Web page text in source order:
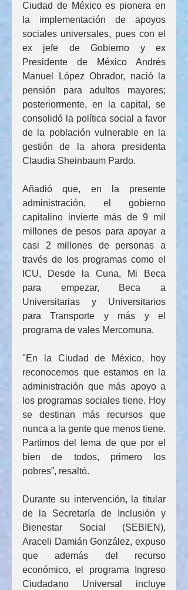
Ciudad de México es pionera en
la implementación de apoyos
sociales universales, pues con el
ex jefe de Gobierno y ex
Presidente de México Andrés
Manuel López Obrador, nació la
pensión para adultos mayores;
posteriormente, en la capital, se
consolidó la política social a favor
de la población vulnerable en la
gestión de la ahora presidenta
Claudia Sheinbaum Pardo.
Añadió que, en la presente
administración, el gobierno
capitalino invierte más de 9 mil
millones de pesos para apoyar a
casi 2 millones de personas a
través de los programas como el
ICU, Desde la Cuna, Mi Beca
para empezar, Beca a
Universitarias y Universitarios
para Transporte y más y el
programa de vales Mercomuna.
"En la Ciudad de México, hoy
reconocemos que estamos en la
administración que más apoyo a
los programas sociales tiene. Hoy
se destinan más recursos que
nunca a la gente que menos tiene.
Partimos del lema de que por el
bien de todos, primero los
pobres”, resaltó.
Durante su intervención, la titular
de la Secretaría de Inclusión y
Bienestar Social (SEBIEN),
Araceli Damián González, expuso
que además del recurso
económico, el programa Ingreso
Ciudadano Universal incluye